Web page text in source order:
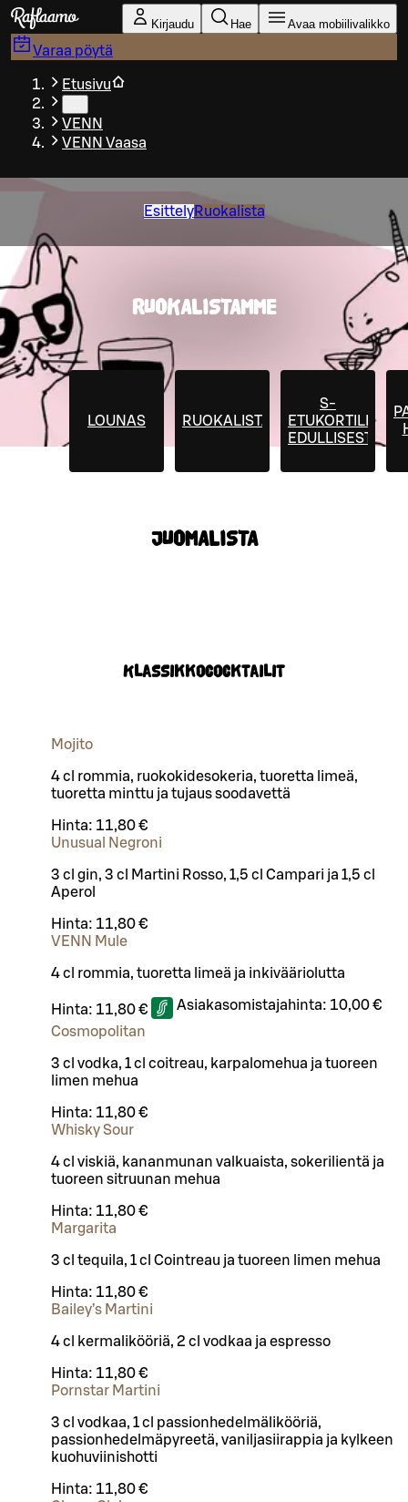
Siirry pääsisältöön
Kirjaudu Hae Avaa mobiilivalikko
Varaa pöytä
Etusivu
VENN
VENN Vaasa
EsittelyRuokalista
RUOKALISTAMME
LOUNAS RUOKALISTA
S-
ETUKORTILLA
EDULLISESTI
JUOMALISTA
Klassikkococktailit
Mojito
4 cl rommia, ruokokidesokeria, tuoretta limeä,
tuoretta minttu ja tujaus soodavettä
Hinta: 11,80 €
Unusual Negroni
3 cl gin, 3 cl Martini Rosso, 1,5 cl Campari ja 1,5 cl
Aperol
Hinta: 11,80 €
VENN Mule
4 cl rommia, tuoretta limeä ja inkivääriolutta
Hinta: 11,80 € Asiakasomistajahinta: 10,00 €
Cosmopolitan
3 cl vodka, 1 cl coitreau, karpalomehua ja tuoreen
limen mehua
Hinta: 11,80 €
Whisky Sour
4 cl viskiä, kananmunan valkuaista, sokerilientä ja
tuoreen sitruunan mehua
Hinta: 11,80 €
Margarita
3 cl tequila, 1 cl Cointreau ja tuoreen limen mehua
Hinta: 11,80 €
Bailey’s Martini
4 cl kermalikööriä, 2 cl vodkaa ja espresso
Hinta: 11,80 €
Pornstar Martini
3 cl vodkaa, 1 cl passionhedelmälikööriä,
passionhedelmäpyreetä, vaniljasiirappia ja kylkeen
kuohuviinishotti
Hinta: 11,80 €